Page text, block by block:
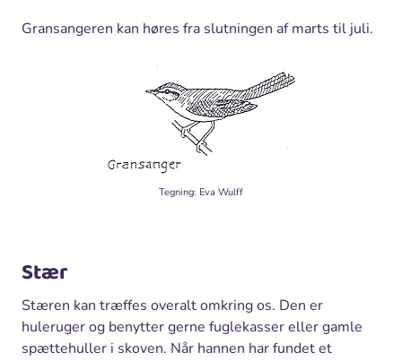
Gransangeren kan høres fra slutningen af marts til juli.
Tegning: Eva Wulff
Stær
Stæren kan træffes overalt omkring os. Den er
huleruger og benytter gerne fuglekasser eller gamle
spættehuller i skoven. Når hannen har fundet et